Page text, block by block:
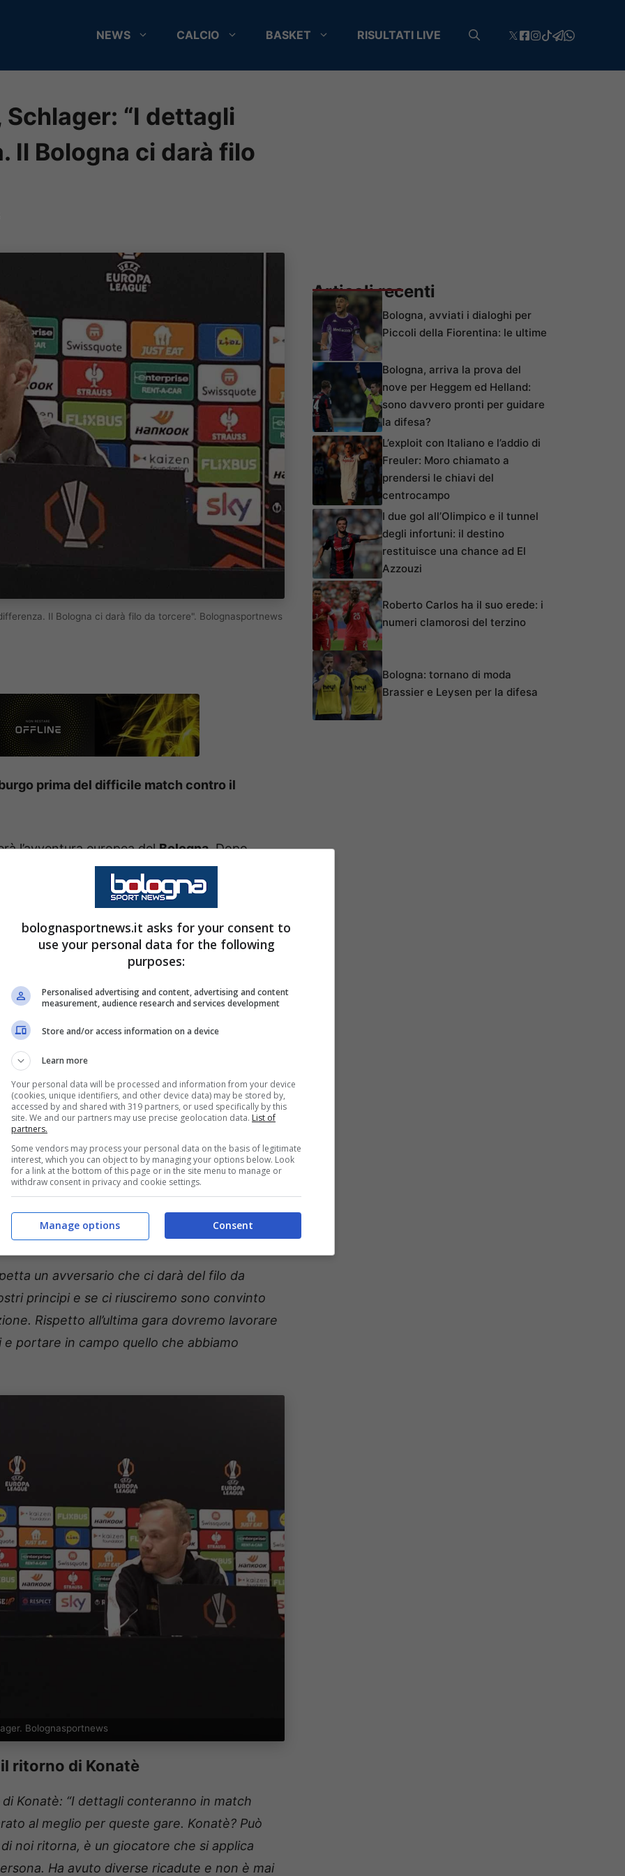
NEWS CALCIO BASKET RISULTATI LIVE
“I dettagli
Il Bologna ci darà filo
Il Bologna ci darà filo da torcere". Bolognasportnews
prima del difficile match contro il
l’avventura europea delBologna. Dopo
League
gli uomini di Italiano hanno
mezzi. L’avversario potrebbe creare
le carte in tavola per giocarsela e dire la
nella competizione dopo il pareggio
ci sarà una delle formazioni più forti della
rose con più talento.
stampa insieme a
della formazione austriaca
di Schlager
delSalisburgoha parlato meglio del
affrontare il Bologna in questo stadio.
ma poi vogliamo dimostrare sul campo il
un avversario che ci darà del filo da
principi e se ci riusciremo sono convinto
Rispetto all’ultima gara dovremo lavorare
portare in campo quello che abbiamo
Bolognasportnews
ritorno di Konatè
Konatè: “I dettagli conteranno in match
al meglio per queste gare. Konatè? Può
noi ritorna, è un giocatore che si applica
Ha avuto diverse ricadute e non è mai
Articoli recenti
Bologna, avviati i dialoghi per
Piccoli della Fiorentina: le ultime
Bologna, arriva la prova del
nove per Heggem ed Helland:
sono davvero pronti per guidare
la difesa?
L’exploit con Italiano e l’addio di
Freuler: Moro chiamato a
prendersi le chiavi del
centrocampo
I due gol all’Olimpico e il tunnel
degli infortuni: il destino
restituisce una chance ad El
Azzouzi
Roberto Carlos ha il suo erede: i
numeri clamorosi del terzino
Bologna: tornano di moda
Brassier e Leysen per la difesa
bolognasportnews.it asks for your consent to
use your personal data for the following
purposes:
Personalised advertising and content, advertising and content
measurement, audience research and services development
Store and/or access information on a device
Learn more
Your personal data will be processed and information from your device
(cookies, unique identifiers, and other device data) may be stored by,
accessed by and shared with 319 partners, or used specifically by this
site. We and our partners may use precise geolocation data. List of
partners.
Some vendors may process your personal data on the basis of legitimate
interest, which you can object to by managing your options below. Look
for a link at the bottom of this page or in the site menu to manage or
withdraw consent in privacy and cookie settings.
Consent
Manage options